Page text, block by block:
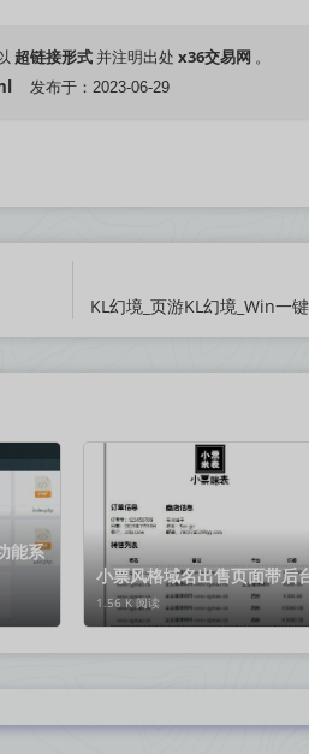
超链接形式 并注明出处 x36交易网 。
发布于：2023-06-29
能系
小票风格域名出售页面带后
1.56 K 阅读